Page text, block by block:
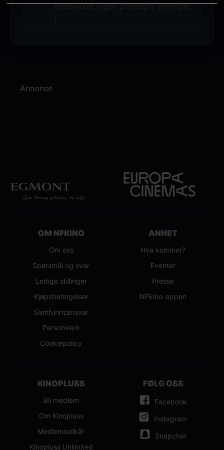
øyeblikket ingen planlagte visninger
Annonse
OM NFKINO
Om oss
Spørsmål og svar
Ledige stillinger
Kjøpsbetingelser
Samfunnsansvar
Personvern
Cookiepolicy
ANNET
Hva kommer?
Eventer
Presse
NFkino-appen
KINOPLUSS
Bli medlem
Om Kinopluss
Medlemsvilkår
Kinopluss Unlimited
FØLG OSS
Facebook
Instagram
Snapchat